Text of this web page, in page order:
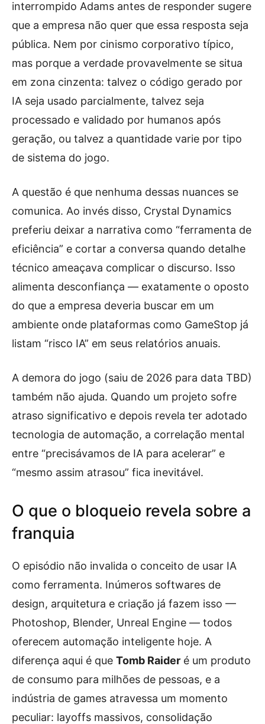
interrompido Adams antes de responder sugere
que a empresa não quer que essa resposta seja
pública. Nem por cinismo corporativo típico,
mas porque a verdade provavelmente se situa
em zona cinzenta: talvez o código gerado por
IA seja usado parcialmente, talvez seja
processado e validado por humanos após
geração, ou talvez a quantidade varie por tipo
de sistema do jogo.
A questão é que nenhuma dessas nuances se
comunica. Ao invés disso, Crystal Dynamics
preferiu deixar a narrativa como “ferramenta de
eficiência” e cortar a conversa quando detalhe
técnico ameaçava complicar o discurso. Isso
alimenta desconfiança — exatamente o oposto
do que a empresa deveria buscar em um
ambiente onde plataformas como GameStop já
listam “risco IA” em seus relatórios anuais.
A demora do jogo (saiu de 2026 para data TBD)
também não ajuda. Quando um projeto sofre
atraso significativo e depois revela ter adotado
tecnologia de automação, a correlação mental
entre “precisávamos de IA para acelerar” e
“mesmo assim atrasou” fica inevitável.
O que o bloqueio revela sobre a
franquia
O episódio não invalida o conceito de usar IA
como ferramenta. Inúmeros softwares de
design, arquitetura e criação já fazem isso —
Photoshop, Blender, Unreal Engine — todos
oferecem automação inteligente hoje. A
diferença aqui é que Tomb Raider é um produto
de consumo para milhões de pessoas, e a
indústria de games atravessa um momento
peculiar: layoffs massivos, consolidação